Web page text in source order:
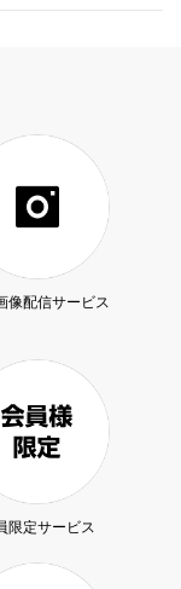
像配信サービス
限定サービス